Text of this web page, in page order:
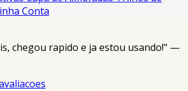
Conta
chegou rapido e ja estou usando!" —